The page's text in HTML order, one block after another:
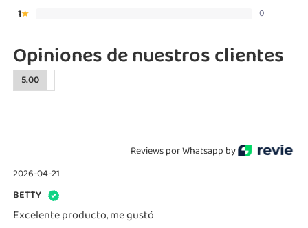
1★ 0
Opiniones de nuestros clientes
5.00
Reviews por Whatsapp by
2026-04-21
BETTY
Excelente producto, me gustó